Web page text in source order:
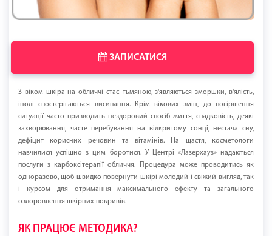
ЗАПИСАТИСЯ
З віком шкіра на обличчі стає тьмяною, з'являються зморшки, в'ялість,
іноді спостерігаються висипання. Крім вікових змін, до погіршення
ситуації часто призводить нездоровий спосіб життя, спадковість, деякі
захворювання, часте перебування на відкритому сонці, нестача сну,
дефіцит корисних речовин та вітамінів. На щастя, косметологи
навчилися успішно з цим боротися. У Центрі «Лазерхауз» надаються
послуги з карбоксітерапії обличчя. Процедура може проводитись як
одноразово, щоб швидко повернути шкірі молодий і свіжий вигляд, так
і курсом для отримання максимального ефекту та загального
оздоровлення шкірних покривів.
ЯК ПРАЦЮЄ МЕТОДИКА?